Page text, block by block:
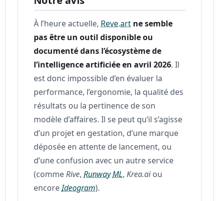
À l’heure actuelle, Reve.art ne semble
pas être un outil disponible ou
documenté dans l’écosystème de
l’intelligence artificiée en avril 2026. Il
est donc impossible d’en évaluer la
performance, l’ergonomie, la qualité des
résultats ou la pertinence de son
modèle d’affaires. Il se peut qu’il s’agisse
d’un projet en gestation, d’une marque
déposée en attente de lancement, ou
d’une confusion avec un autre service
(commeRive,RunwayML,Krea.aiou
encoreIdeogram).